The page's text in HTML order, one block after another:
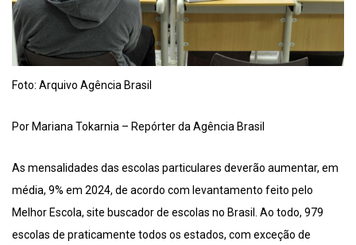
Foto: Arquivo Agência Brasil
Por Mariana Tokarnia – Repórter da Agência Brasil
As mensalidades das escolas particulares deverão aumentar, em
média, 9% em 2024, de acordo com levantamento feito pelo
Melhor Escola, site buscador de escolas no Brasil. Ao todo, 979
escolas de praticamente todos os estados, com exceção de